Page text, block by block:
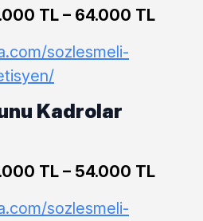
TL – 64.000 TL
sozlesmeli-
Kadrolar
TL – 54.000 TL
sozlesmeli-